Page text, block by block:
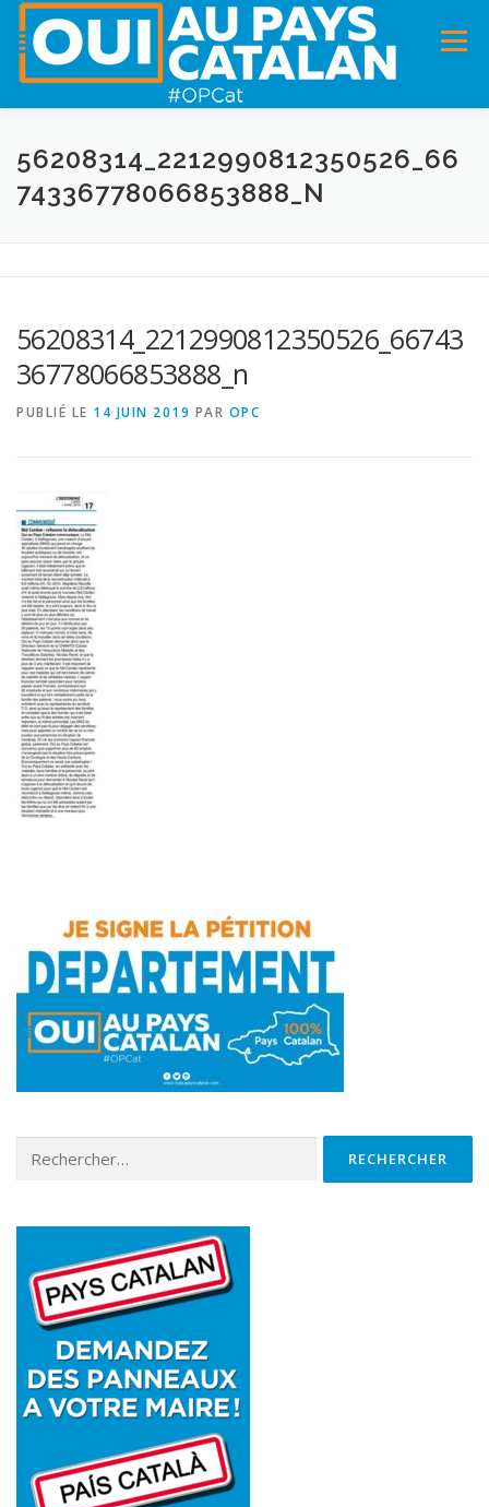
Menu
ACCUEIL INFOS DANS LA PRESSE
56208314_2212990812350526_66
74336778066853888_N
56208314_2212990812350526_66743
36778066853888_n
PUBLIÉ LE 14 JUIN 2019 PAR OPC